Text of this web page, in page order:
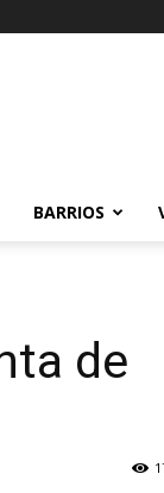
BARRIOS
de